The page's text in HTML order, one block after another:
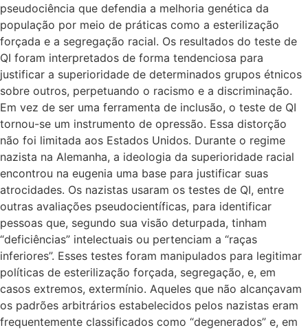
pseudociência que defendia a melhoria genética da
população por meio de práticas como a esterilização
forçada e a segregação racial. Os resultados do teste de
QI foram interpretados de forma tendenciosa para
justificar a superioridade de determinados grupos étnicos
sobre outros, perpetuando o racismo e a discriminação.
Em vez de ser uma ferramenta de inclusão, o teste de QI
tornou-se um instrumento de opressão. Essa distorção
não foi limitada aos Estados Unidos. Durante o regime
nazista na Alemanha, a ideologia da superioridade racial
encontrou na eugenia uma base para justificar suas
atrocidades. Os nazistas usaram os testes de QI, entre
outras avaliações pseudocientíficas, para identificar
pessoas que, segundo sua visão deturpada, tinham
“deficiências” intelectuais ou pertenciam a “raças
inferiores”. Esses testes foram manipulados para legitimar
políticas de esterilização forçada, segregação, e, em
casos extremos, extermínio. Aqueles que não alcançavam
os padrões arbitrários estabelecidos pelos nazistas eram
frequentemente classificados como “degenerados” e, em